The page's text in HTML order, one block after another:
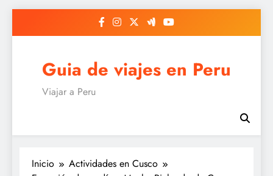
Guia de viajes en Peru
Viajar a Peru
Inicio
Actividades en Cusco